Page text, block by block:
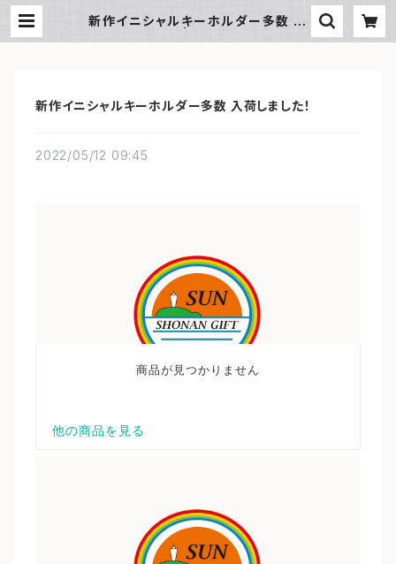
新作イニシャルキーホルダー多数 入
新作イニシャルキーホルダー多数 入荷しました！
2022/05/12 09:45